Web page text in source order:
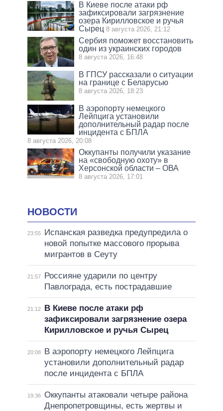
В Киеве после атаки рф
зафиксировали загрязнение
озера Кирилловское и ручья
Сырец 8 августа 2026, 21:12
Сербия поможет восстановить
один из украинских городов
8 августа 2026, 16:48
В ГПСУ рассказали о ситуации
на границе с Беларусью
8 августа 2026, 18:23
В аэропорту немецкого
Лейпцига установили
дополнительный радар после
инцидента с БПЛА
8 августа 2026, 20:08
Оккупанты получили указание
на «свободную охоту» в
Херсонской области – ОВА
8 августа 2026, 17:01
НОВОСТИ
23:55
Испанская разведка предупредила о
новой попытке массового прорыва
мигрантов в Сеуту
21:57
Россияне ударили по центру
Павлограда, есть пострадавшие
21:12
В Киеве после атаки рф
зафиксировали загрязнение озера
Кирилловское и ручья Сырец
20:08
В аэропорту немецкого Лейпцига
установили дополнительный радар
после инцидента с БПЛА
19:36 Оккупанты атаковали четыре района
Днепропетровщины, есть жертвы и